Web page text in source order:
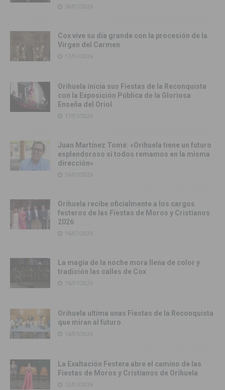
18/07/2026
Cox vive su día grande con la procesión de la
Virgen del Carmen
17/07/2026
Orihuela inicia sus Fiestas de la Reconquista
con la Exposición Pública de la Gloriosa
Enseña del Oriol
17/07/2026
Juan Martínez Tomé: «Orihuela tiene un futuro
esplendoroso si todos remamos en la misma
dirección»
16/07/2026
Orihuela recibe oficialmente a los cargos
festeros de las Fiestas de Moros y Cristianos
2026
16/07/2026
La magia de la noche mora llena de color y
tradición las calles de Cox
16/07/2026
Orihuela ultima unas Fiestas de la Reconquista
que miran al futuro
14/07/2026
La Exaltación Festera abre el camino de las
Fiestas de Moros y Cristianos de Orihuela
12/07/2026